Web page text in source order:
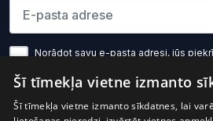
Lūdzu ievadiet e-pasta adresi
Norādot savu e-pasta adresi, jūs
Pierakstīties
Šī tīmekļa vietne izmanto
Šī tīmekļa vietne izmanto sīkdatnes, lai